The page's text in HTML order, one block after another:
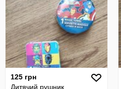
125 грн
Дитячий рушник